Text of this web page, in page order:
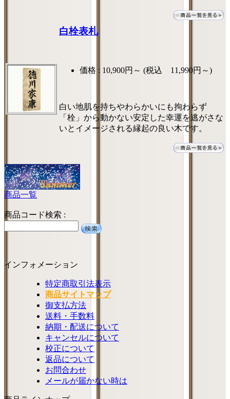
白栓表札
価格 : 10,900円～ (税込 11,990円～)
白い地肌を持ちやわらかいにも拘わらず
「栓」から動かない安定した幸運を逃がさな
いとイメージされる縁起の良い木です。
商品一覧
商品コード検索 :
インフォメーション
特定商取引法表示
商品サイトマップ
御支払方法
送料・手数料
納期・配送について
キャンセルについて
校正について
返品について
お問合わせ
メールが届かない時は